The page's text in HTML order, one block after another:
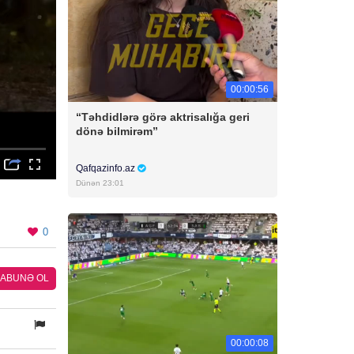
0
ABUNƏ OL
00:00:56
“Təhdidlərə görə aktrisalığa geri
dönə bilmirəm”
Qafqazinfo.az
Dünən 23:01
00:00:08